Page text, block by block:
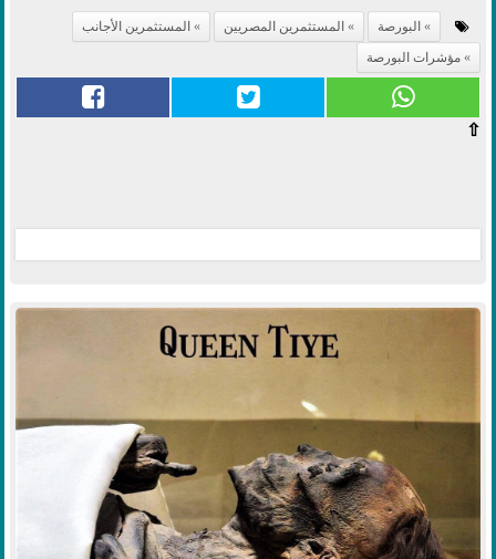
البورصة المستثمرين المصريين
المستثمرين الأجانب
مؤشرات البورصة
⇧